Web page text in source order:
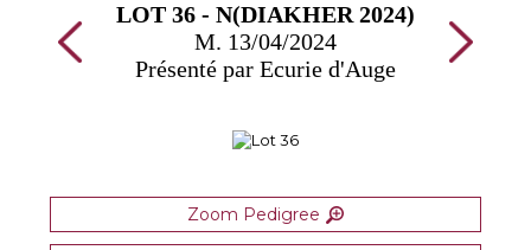
LOT 36 - N(DIAKHER 2024)
M. 13/04/2024
Présenté par Ecurie d'Auge
Zoom Pedigree